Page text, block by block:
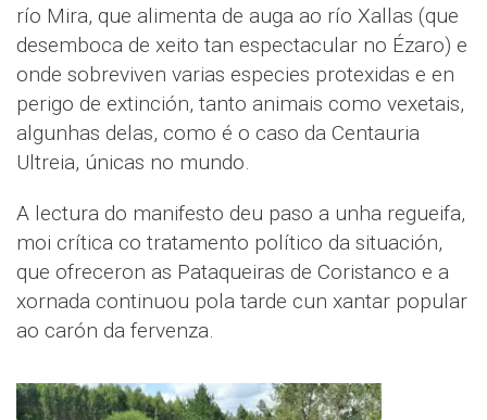
río Mira, que alimenta de auga ao río Xallas (que
desemboca de xeito tan espectacular no Ézaro) e
onde sobreviven varias especies protexidas e en
perigo de extinción, tanto animais como vexetais,
algunhas delas, como é o caso da Centauria
Ultreia, únicas no mundo.
A lectura do manifesto deu paso a unha regueifa,
moi crítica co tratamento político da situación,
que ofreceron as Pataqueiras de Coristanco e a
xornada continuou pola tarde cun xantar popular
ao carón da fervenza.